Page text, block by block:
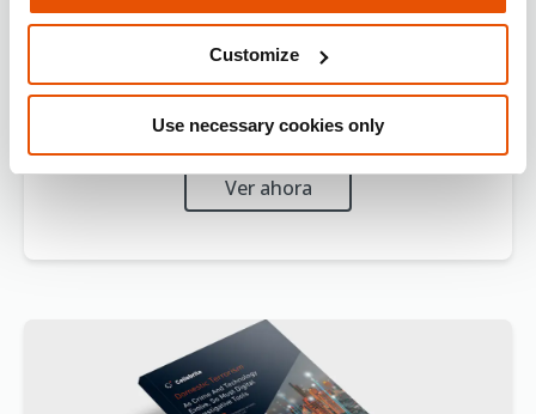
Customize
Use necessary cookies only
La evidencia digital asegura
condenas después de una serie
de sobredosis mortales
Ver ahora